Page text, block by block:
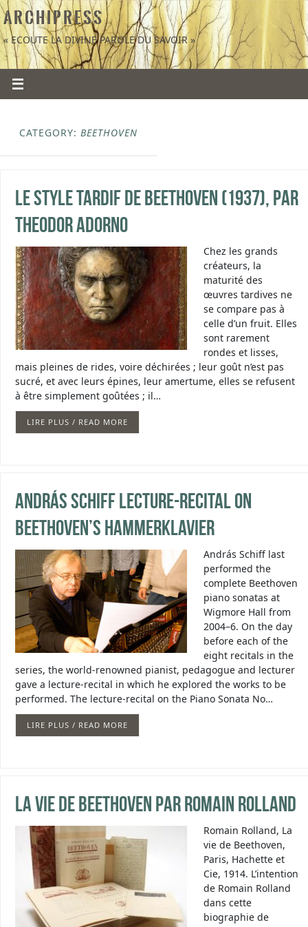
A R C H I P R E S S
« ECOUTE LA DIVINE PAROLE DU SAVOIR »
CATEGORY: BEETHOVEN
Le style tardif de Beethoven (1937), par
Theodor Adorno
Chez les grands
créateurs, la
maturité des
œuvres tardives ne
se compare pas à
celle d’un fruit. Elles
sont rarement
rondes et lisses,
mais pleines de rides, voire déchirées ; leur goût n’est pas
sucré, et avec leurs épines, leur amertume, elles se refusent
à être simplement goûtées ; il…
LIRE PLUS / READ MORE
András Schiff Lecture-Recital on
Beethoven’s Hammerklavier
András Schiff last
performed the
complete Beethoven
piano sonatas at
Wigmore Hall from
2004–6. On the day
before each of the
eight recitals in the
series, the world-renowned pianist, pedagogue and lecturer
gave a lecture-recital in which he explored the works to be
performed. The lecture-recital on the Piano Sonata No…
LIRE PLUS / READ MORE
La vie de Beethoven par Romain Rolland
Romain Rolland, La
vie de Beethoven,
Paris, Hachette et
Cie, 1914. L’intention
de Romain Rolland
dans cette
biographie de